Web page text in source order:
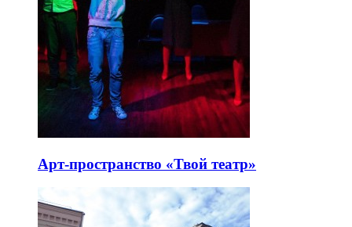
Арт-пространство «Твой театр»